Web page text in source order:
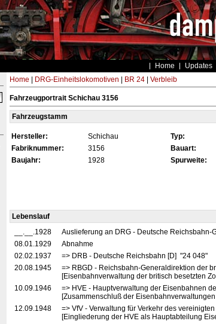
Home Updates
Home DRG-Einheitslokomotiven BR 24| Verbleib
Fahrzeugportrait Schichau 3156
Fahrzeugstamm
Hersteller: Schichau Typ:
Fabriknummer:
3156 Bauart:
Baujahr:
1928 Spurweite:
Lebenslauf
__.__.1928
Auslieferung an DRG - Deutsche Reichsbahn-
08.01.1929
Abnahme
02.02.1937
=> DRB - Deutsche Reichsbahn [D] "24 048"
20.08.1945
=> RBGD - Reichsbahn-Generaldirektion der
[Eisenbahnverwaltung der britisch besetzten
10.09.1946
=> HVE - Hauptverwaltung der Eisenbahnen
[Zusammenschluß der
12.09.1948
=> VfV - Verwaltung für Verkehr des
[Eingliederung der HVE als Hauptabteilung